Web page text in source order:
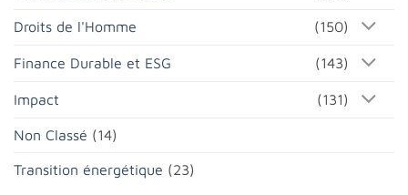
Droits de l'Homme (150)
Finance Durable et ESG (143)
Impact (131)
Non Classé (14)
Transition énergétique (23)